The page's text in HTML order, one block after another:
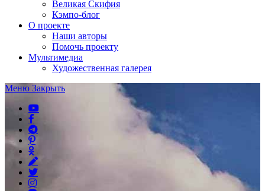
Великая Скифия
Кэмпо-блог
О проекте
Наши авторы
Помочь проекту
Мультимедиа
Художественная галерея
Меню Закрыть